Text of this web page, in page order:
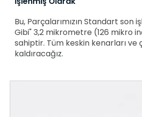
Bu, Parçalarımızın Standart son
Gibi" 3,2 mikrometre (126 mikro
sahiptir. Tüm keskin kenarları ve
kaldıracağız.